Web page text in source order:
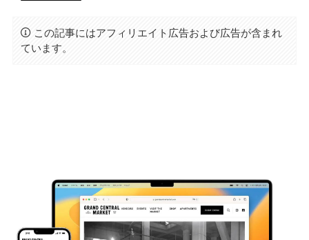
この記事にはアフィリエイト広告および広告が含まれ
ています。